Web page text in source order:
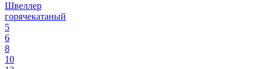
Швеллер
горячекатаный
5
6
8
10